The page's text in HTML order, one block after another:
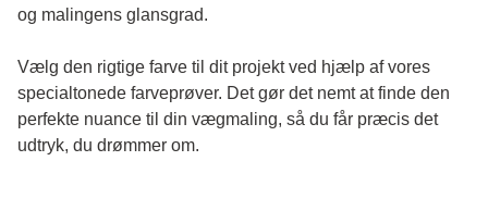
og malingens glansgrad.
Vælg den rigtige farve til dit projekt ved hjælp af vores
specialtonede farveprøver. Det gør det nemt at finde den
perfekte nuance til din vægmaling, så du får præcis det
udtryk, du drømmer om.